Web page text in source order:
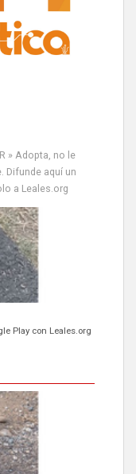
» Adopta, no le
Difunde aquí un
a Leales.org
con marca de